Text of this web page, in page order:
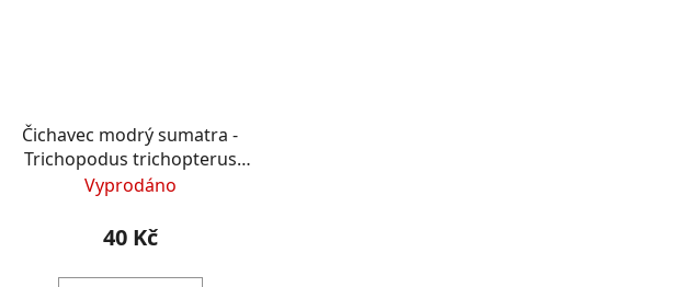
Čichavec modrý sumatra -
Trichopodus trichopterus
sumatranus
Vyprodáno
40 Kč